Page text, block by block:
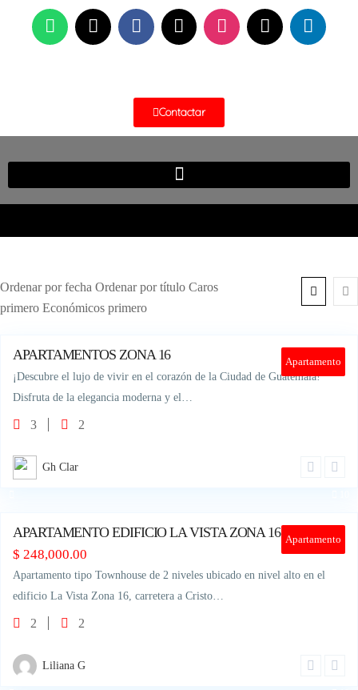
Contactar
Ordenar por fecha Ordenar por título Caros
primero Económicos primero
Apartamento
APARTAMENTOS ZONA 16
¡Descubre el lujo de vivir en el corazón de la Ciudad de Guatemala!
Disfruta de la elegancia moderna y el…
3 2
Gh Clar
Apartamento
APARTAMENTO EDIFICIO LA VISTA ZONA 16
$ 248,000.00
Apartamento tipo Townhouse de 2 niveles ubicado en nivel alto en el
edificio La Vista Zona 16, carretera a Cristo…
2 2
Liliana G